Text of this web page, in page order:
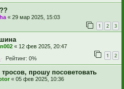
« 29 мар 2025, 15:03
1 2 3
« 12 фев 2025, 20:47
1 2
Рейтинг: 0%
тросов, прошу посоветовать
« 05 фев 2025, 10:36